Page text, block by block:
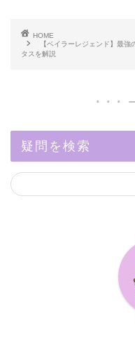
HOME
【ベイラーレジェンド】最
タスを解説
疑問を検索